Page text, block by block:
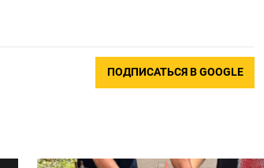
ПОДПИСАТЬСЯ В GOOGLE